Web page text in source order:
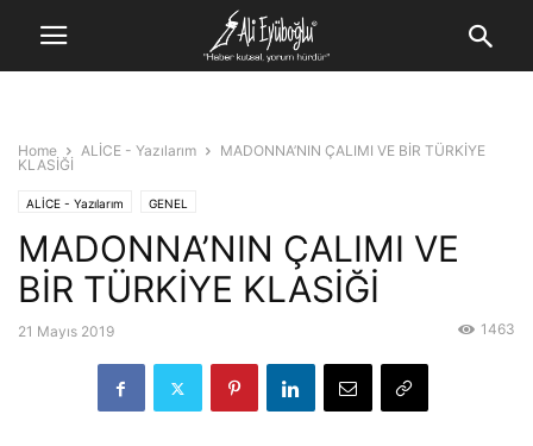
Home ALİCE - Yazılarım
MADONNA’NIN ÇALIMI VE BİR TÜRKİYE
KLASİĞİ
ALİCE - Yazılarım GENEL
MADONNA’NIN ÇALIMI VE
BİR TÜRKİYE KLASİĞİ
21 Mayıs 2019 1463